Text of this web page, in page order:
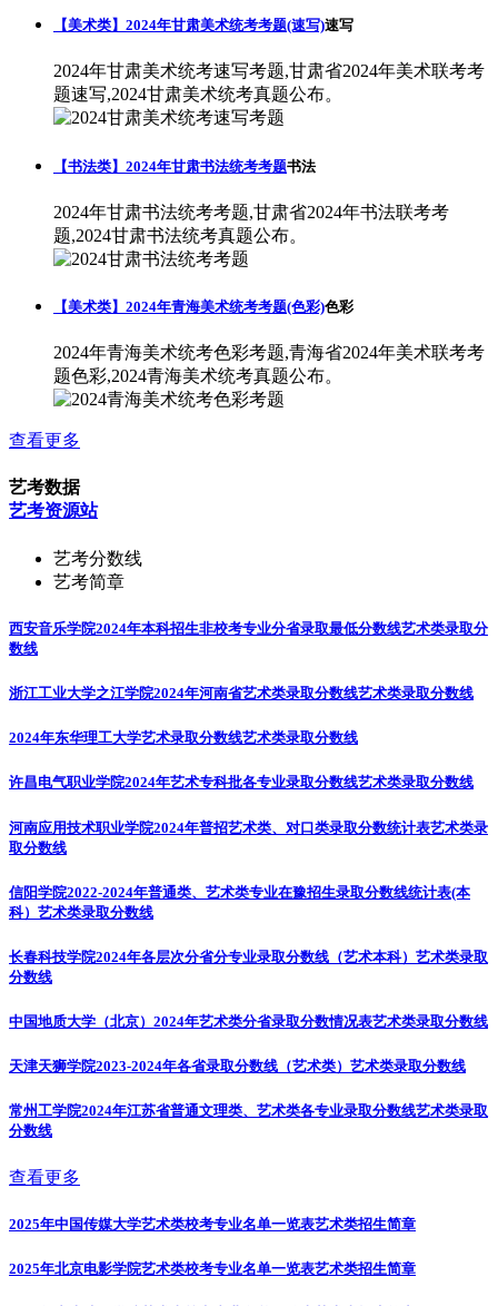
【美术类】2024年甘肃美术统考考题(速写)速写
2024年甘肃美术统考速写考题,甘肃省2024年美术联考考
题速写,2024甘肃美术统考真题公布。
【书法类】2024年甘肃书法统考考题书法
2024年甘肃书法统考考题,甘肃省2024年书法联考考
题,2024甘肃书法统考真题公布。
【美术类】2024年青海美术统考考题(色彩)色彩
2024年青海美术统考色彩考题,青海省2024年美术联考考
题色彩,2024青海美术统考真题公布。
查看更多
艺考数据
艺考资源站
艺考分数线
艺考简章
西安音乐学院2024年本科招生非校考专业分省录取最低分数线艺术类录取分
数线
浙江工业大学之江学院2024年河南省艺术类录取分数线艺术类录取分数线
2024年东华理工大学艺术录取分数线艺术类录取分数线
许昌电气职业学院2024年艺术专科批各专业录取分数线艺术类录取分数线
河南应用技术职业学院2024年普招艺术类、对口类录取分数统计表艺术类录
取分数线
信阳学院2022-2024年普通类、艺术类专业在豫招生录取分数线统计表(本
科） 艺术类录取分数线
长春科技学院2024年各层次分省分专业录取分数线（艺术本科） 艺术类录取
分数线
中国地质大学（北京）2024年艺术类分省录取分数情况表艺术类录取分数线
天津天狮学院2023-2024年各省录取分数线（艺术类） 艺术类录取分数线
常州工学院2024年江苏省普通文理类、艺术类各专业录取分数线艺术类录取
分数线
查看更多
2025年中国传媒大学艺术类校考专业名单一览表艺术类招生简章
2025年北京电影学院艺术类校考专业名单一览表艺术类招生简章